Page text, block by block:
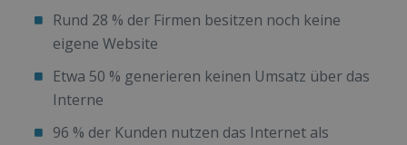
Rund 28 % der Firmen besitzen noch keine
eigene Website
Etwa 50 % generieren keinen Umsatz über das
Interne
96 % der Kunden nutzen das Internet als